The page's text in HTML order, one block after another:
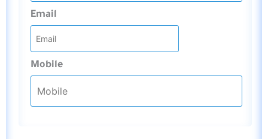
Email
Mobile